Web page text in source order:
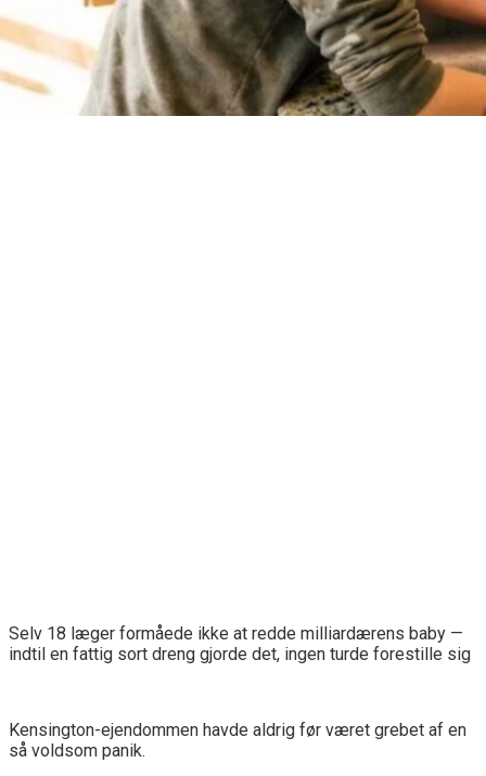
Selv 18 læger formåede ikke at redde milliardærens baby —
indtil en fattig sort dreng gjorde det, ingen turde forestille sig
Kensington-ejendommen havde aldrig før været grebet af en
så voldsom panik.